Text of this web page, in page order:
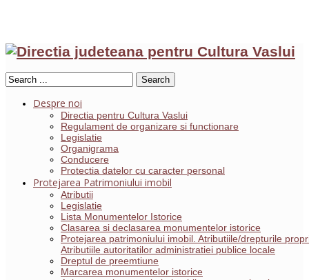
Search
Despre noi
Directia pentru Cultura Vaslui
Regulament de organizare si functionare
Legislatie
Organigrama
Conducere
Protectia datelor cu caracter personal
Protejarea Patrimoniului imobil
Atributii
Legislatie
Lista Monumentelor Istorice
Clasarea si declasarea monumentelor istorice
Protejarea patrimoniului imobil. Atributiile/drepturile
Atributiile autoritatilor administratiei publice locale
Dreptul de preemtiune
Marcarea monumentelor istorice